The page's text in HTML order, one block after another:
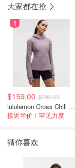
大家都在抢
1
$159.00 $299.00
lululemon Cross Chill 女士运动外套
接近半价！罕见力度
猜你喜欢